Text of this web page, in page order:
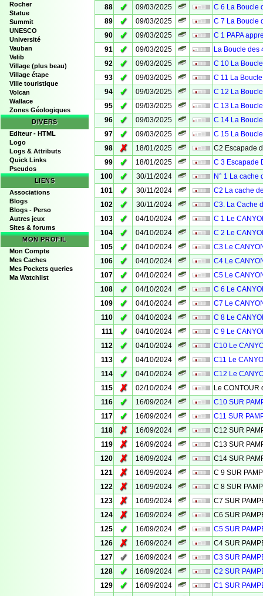
Rocher
Statue
Summit
UNESCO
Université
Vauban
Velib
Village (plus beau)
Village étape
Ville touristique
Volcan
Wallace
Zones Géologiques
DIVERS
Editeur - HTML
Logo
Logs & Attributs
Quick Links
Pseudos
LIENS
Associations
Blogs
Blogs - Perso
Autres jeux
Sites & forums
MON PROFIL
Mon Compte
Mes Caches
Mes Pockets queries
Ma Watchlist
88
✓ 09/03/2025
C 6 La Boucle
89
✓ 09/03/2025
C 7 La Boucle
90
✓ 09/03/2025
C 1 PAPA
91
✓ 09/03/2025
La Boucle des
92
✓ 09/03/2025
C 10 La
93
✓ 09/03/2025
C 11 La
94
✓ 09/03/2025
C 12 La
95
✓ 09/03/2025
C 13 La
96
✓ 09/03/2025
C 14 La
97
✓ 09/03/2025
C 15 La
98
✗ 18/01/2025
C2 Escapade
99
✓ 18/01/2025
C 3 Escapade
100
✓ 30/11/2024
N° 1 La cache
101
✓ 30/11/2024
C2 La cache
102
✓ 30/11/2024
C3. La Cache
103
✓ 04/10/2024
C 1 Le
104
✓ 04/10/2024
C 2 Le
105
✓ 04/10/2024
C3 Le
106
✓ 04/10/2024
C4 Le
107
✓ 04/10/2024
C5 Le
108
✓ 04/10/2024
C 6 Le
109
✓ 04/10/2024
C7 Le
110
✓ 04/10/2024
C 8 Le
111
✓ 04/10/2024
C 9 Le
112
✓ 04/10/2024
C10 Le
113
✓ 04/10/2024
C11 Le
114
✓ 04/10/2024
C12 Le
115
✗ 02/10/2024
Le CONTOUR
116
✓ 16/09/2024
C10 SUR
117
✓ 16/09/2024
C11 SUR
118
✗ 16/09/2024
C12 SUR
119
✗ 16/09/2024
C13 SUR
120
✗ 16/09/2024
C14 SUR
121
✗ 16/09/2024
C 9 SUR
122
✗ 16/09/2024
C 8 SUR
123
✗ 16/09/2024
C7 SUR
124
✗ 16/09/2024
C6 SUR
125
✓ 16/09/2024
C5 SUR
126
✗ 16/09/2024
C4 SUR
127
✓ 16/09/2024
C3 SUR
128
✓ 16/09/2024
C2 SUR
129
✓ 16/09/2024
C1 SUR